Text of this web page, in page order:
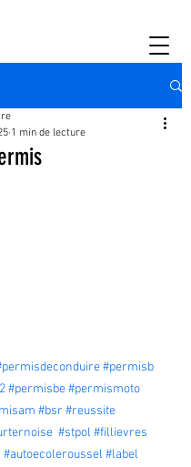
1 min de lecture
#permisb
#permisbe#permismoto
#bsr #reussite
#stpol #fillievres
#autoecoleroussel #label